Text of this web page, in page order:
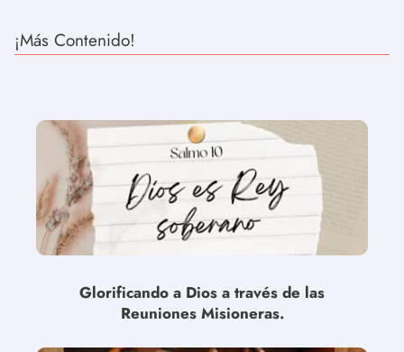
¡Más Contenido!
Glorificando a Dios a través de las
Reuniones Misioneras.